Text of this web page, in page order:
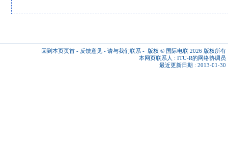
回到本页页首 - 反馈意见 - 请与我们联系 - 版权 © 国际电联 2026 版权所有
本网页联系人 : ITU-R的网络协调员
最近更新日期 : 2013-01-30